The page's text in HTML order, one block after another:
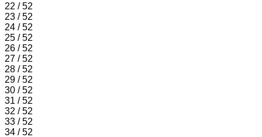
22 / 52
23 / 52
24 / 52
25 / 52
26 / 52
27 / 52
28 / 52
29 / 52
30 / 52
31 / 52
32 / 52
33 / 52
34 / 52